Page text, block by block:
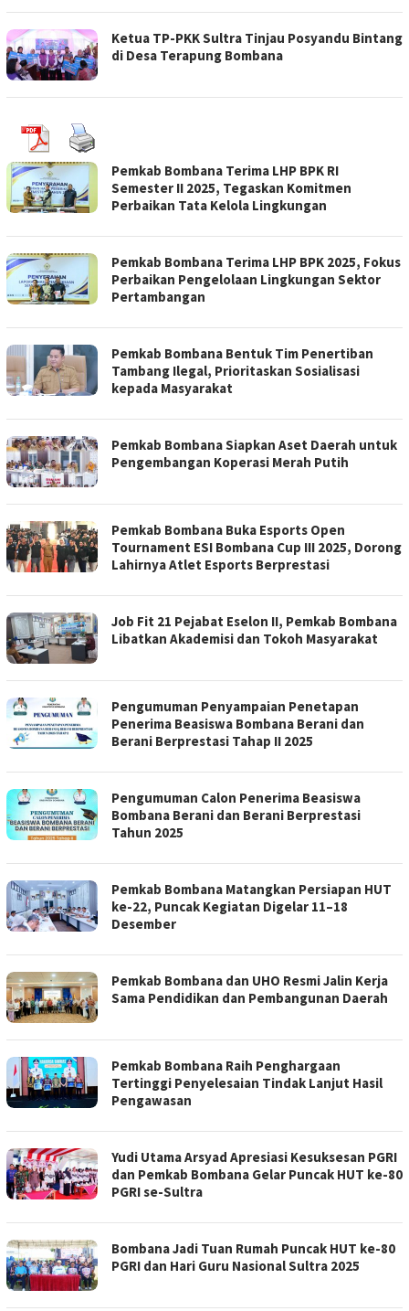
Ketua TP-PKK Sultra Tinjau Posyandu Bintang
di Desa Terapung Bombana
Pemkab Bombana Terima LHP BPK RI
Semester II 2025, Tegaskan Komitmen
Perbaikan Tata Kelola Lingkungan
Pemkab Bombana Terima LHP BPK 2025, Fokus
Perbaikan Pengelolaan Lingkungan Sektor
Pertambangan
Pemkab Bombana Bentuk Tim Penertiban
Tambang Ilegal, Prioritaskan Sosialisasi
kepada Masyarakat
Pemkab Bombana Siapkan Aset Daerah untuk
Pengembangan Koperasi Merah Putih
Pemkab Bombana Buka Esports Open
Tournament ESI Bombana Cup III 2025, Dorong
Lahirnya Atlet Esports Berprestasi
Job Fit 21 Pejabat Eselon II, Pemkab Bombana
Libatkan Akademisi dan Tokoh Masyarakat
Pengumuman Penyampaian Penetapan
Penerima Beasiswa Bombana Berani dan
Berani Berprestasi Tahap II 2025
Pengumuman Calon Penerima Beasiswa
Bombana Berani dan Berani Berprestasi
Tahun 2025
Pemkab Bombana Matangkan Persiapan HUT
ke-22, Puncak Kegiatan Digelar 11–18
Desember
Pemkab Bombana dan UHO Resmi Jalin Kerja
Sama Pendidikan dan Pembangunan Daerah
Pemkab Bombana Raih Penghargaan
Tertinggi Penyelesaian Tindak Lanjut Hasil
Pengawasan
Yudi Utama Arsyad Apresiasi Kesuksesan PGRI
dan Pemkab Bombana Gelar Puncak HUT ke-80
PGRI se-Sultra
Bombana Jadi Tuan Rumah Puncak HUT ke-80
PGRI dan Hari Guru Nasional Sultra 2025